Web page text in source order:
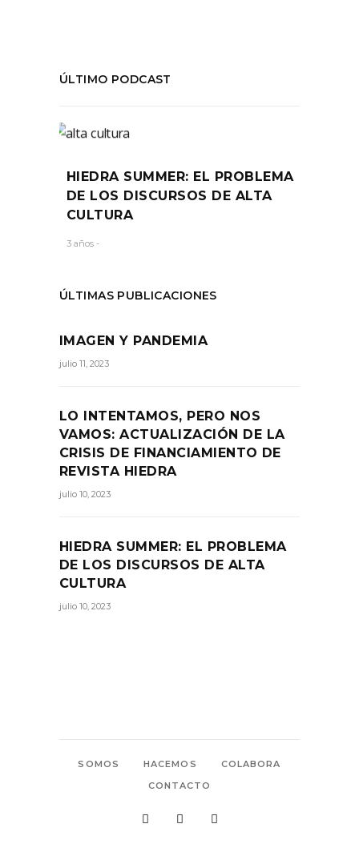
ÚLTIMO PODCAST
HIEDRA SUMMER: EL PROBLEMA
DE LOS DISCURSOS DE ALTA
CULTURA
3 años -
ÚLTIMAS PUBLICACIONES
IMAGEN Y PANDEMIA
julio 11, 2023
LO INTENTAMOS, PERO NOS
VAMOS: ACTUALIZACIÓN DE LA
CRISIS DE FINANCIAMIENTO DE
REVISTA HIEDRA
julio 10, 2023
HIEDRA SUMMER: EL PROBLEMA
DE LOS DISCURSOS DE ALTA
CULTURA
julio 10, 2023
SOMOS HACEMOS
COLABORA
CONTACTO